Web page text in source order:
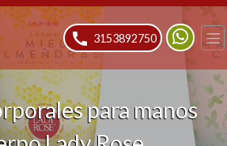
3153892750
para manos